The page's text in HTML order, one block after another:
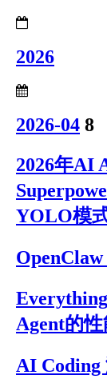
2026
2026-04 8
2026年AI
YOLO模
Agent的
AI Coding